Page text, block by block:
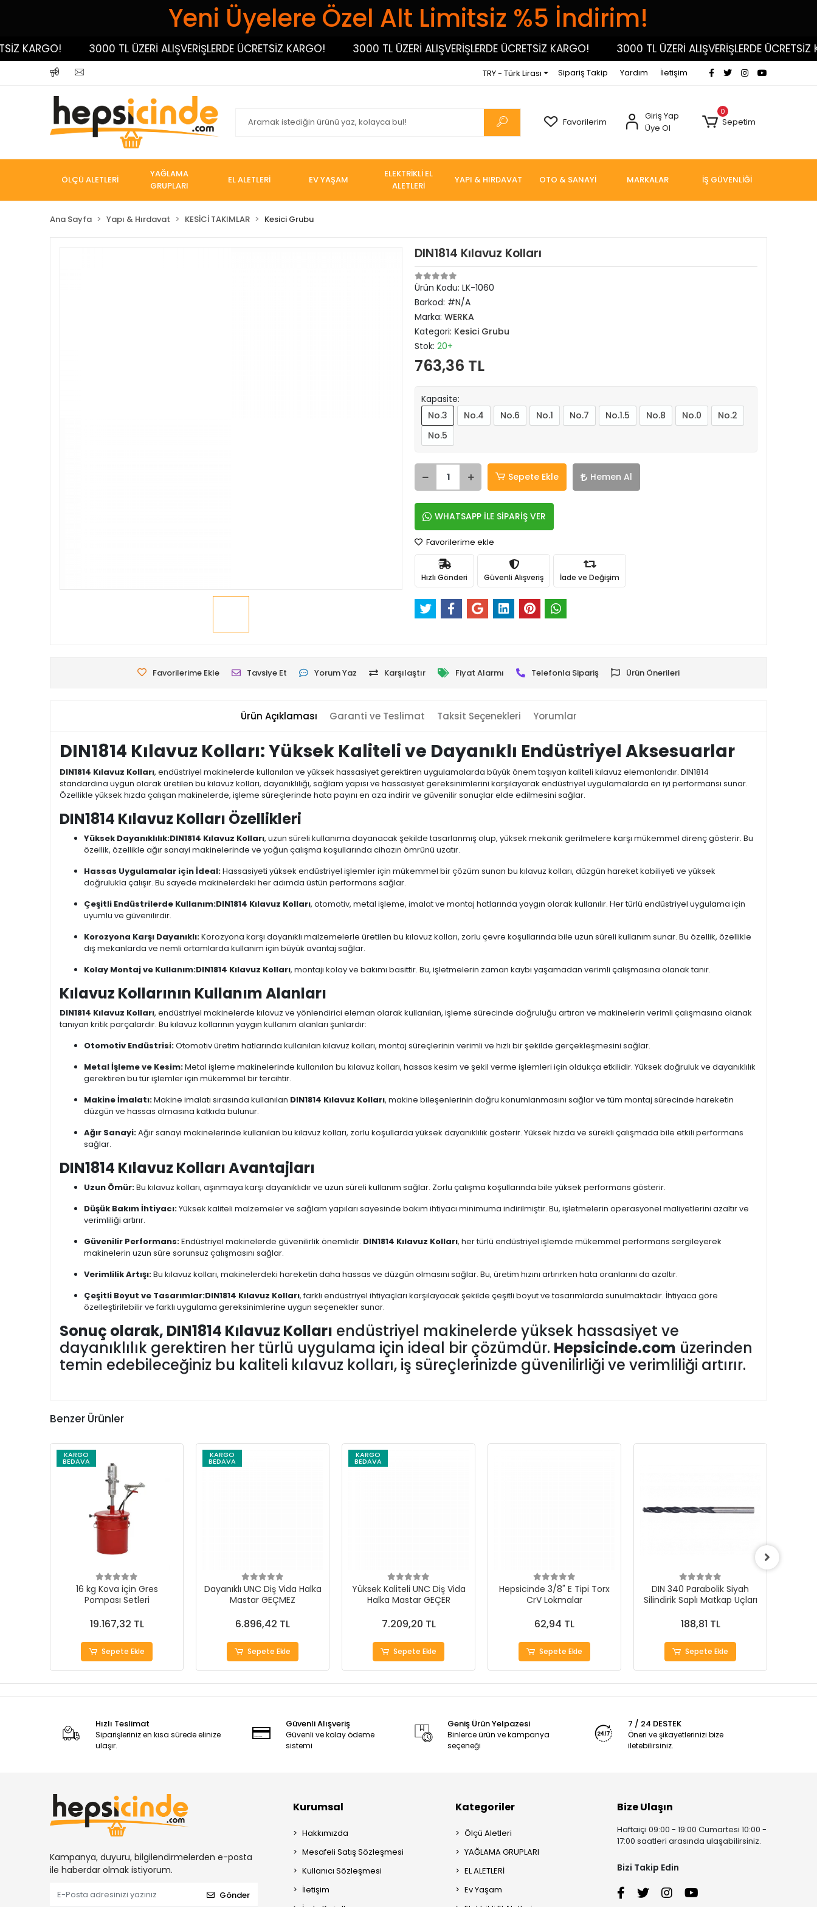
Yeni Üyelere Özel Alt Limitsiz %5 İndirim!
3000 TL ÜZERİ ALIŞVERİŞLERDE ÜCRETSİZ KARGO! 3000 TL ÜZERİ ALIŞVERİŞLERDE ÜCRETSİZ KARGO! 3000 TL ÜZERİ ALIŞVERİŞLERDE ÜCRETSİZ
TRY - Türk Lirası Sipariş Takip Yardım İletişim
Favorilerim
Giriş Yap
Üye Ol
0
Sepetim
ÖLÇÜ ALETLERİ
YAĞLAMA
GRUPLARI
EL ALETLERİ EV YAŞAM
ELEKTRİKLİ EL
ALETLERİ
YAPI & HIRDAVAT OTO & SANAYİ MARKALAR İŞ GÜVENLİĞİ
Ana Sayfa Yapı & Hırdavat KESİCİ TAKIMLAR Kesici Grubu
DIN1814 Kılavuz Kolları
Ürün Kodu: LK-1060
Barkod: #N/A
Marka: WERKA
Kategori: Kesici Grubu
Stok: 20+
763,36 TL
Kapasite:
No.3
No.4 No.6 No.1 No.7 No.1.5 No.8 No.0
No.2
No.5
Sepete Ekle Hemen Al
WHATSAPP İLE SİPARİŞ VER
Favorilerime ekle
Hızlı Gönderi Güvenli Alışveriş İade ve Değişim
Favorilerime Ekle Tavsiye Et Yorum Yaz Karşılaştır Fiyat Alarmı Telefonla Sipariş Ürün Önerileri
Ürün Açıklaması Garanti ve Teslimat Taksit Seçenekleri Yorumlar
DIN1814 Kılavuz Kolları: Yüksek Kaliteli ve Dayanıklı Endüstriyel Aksesuarlar
DIN1814 Kılavuz Kolları, endüstriyel makinelerde kullanılan ve yüksek hassasiyet gerektiren uygulamalarda büyük önem taşıyan kaliteli kılavuz elemanlarıdır. DIN1814
standardına uygun olarak üretilen bu kılavuz kolları, dayanıklılığı, sağlam yapısı ve hassasiyet gereksinimlerini karşılayarak endüstriyel uygulamalarda en iyi performansı sunar.
Özellikle yüksek hızda çalışan makinelerde, işleme süreçlerinde hata payını en aza indirir ve güvenilir sonuçlar elde edilmesini sağlar.
DIN1814 Kılavuz Kolları Özellikleri
Yüksek Dayanıklılık:DIN1814 Kılavuz Kolları, uzun süreli kullanıma dayanacak şekilde tasarlanmış olup, yüksek mekanik gerilmelere karşı mükemmel direnç gösterir. Bu
özellik, özellikle ağır sanayi makinelerinde ve yoğun çalışma koşullarında cihazın ömrünü uzatır.
Hassas Uygulamalar için İdeal:Hassasiyeti yüksek endüstriyel işlemler için mükemmel bir çözüm sunan bu kılavuz kolları, düzgün hareket kabiliyeti ve yüksek
doğrulukla çalışır. Bu sayede makinelerdeki her adımda üstün performans sağlar.
Çeşitli Endüstrilerde Kullanım:DIN1814 Kılavuz Kolları, otomotiv, metal işleme, imalat ve montaj hatlarında yaygın olarak kullanılır. Her türlü endüstriyel uygulama için
uyumlu ve güvenilirdir.
Korozyona Karşı Dayanıklı:Korozyona karşı dayanıklı malzemelerle üretilen bu kılavuz kolları, zorlu çevre koşullarında bile uzun süreli kullanım sunar. Bu özellik, özellikle
dış mekanlarda ve nemli ortamlarda kullanım için büyük avantaj sağlar.
Kolay Montaj ve Kullanım:DIN1814 Kılavuz Kolları, montajı kolay ve bakımı basittir. Bu, işletmelerin zaman kaybı yaşamadan verimli çalışmasına olanak tanır.
Kılavuz Kollarının Kullanım Alanları
DIN1814 Kılavuz Kolları, endüstriyel makinelerde kılavuz ve yönlendirici eleman olarak kullanılan, işleme sürecinde doğruluğu artıran ve makinelerin verimli çalışmasına olanak
tanıyan kritik parçalardır. Bu kılavuz kollarının yaygın kullanım alanları şunlardır:
Otomotiv Endüstrisi:Otomotiv üretim hatlarında kullanılan kılavuz kolları, montaj süreçlerinin verimli ve hızlı bir şekilde gerçekleşmesini sağlar.
Metal İşleme ve Kesim:Metal işleme makinelerinde kullanılan bu kılavuz kolları, hassas kesim ve şekil verme işlemleri için oldukça etkilidir. Yüksek doğruluk ve dayanıklılık
gerektiren bu tür işlemler için mükemmel bir tercihtir.
Makine İmalatı:Makine imalatı sırasında kullanılan DIN1814 Kılavuz Kolları, makine bileşenlerinin doğru konumlanmasını sağlar ve tüm montaj sürecinde hareketin
düzgün ve hassas olmasına katkıda bulunur.
Ağır Sanayi:Ağır sanayi makinelerinde kullanılan bu kılavuz kolları, zorlu koşullarda yüksek dayanıklılık gösterir. Yüksek hızda ve sürekli çalışmada bile etkili performans
sağlar.
DIN1814 Kılavuz Kolları Avantajları
Uzun Ömür:Bu kılavuz kolları, aşınmaya karşı dayanıklıdır ve uzun süreli kullanım sağlar. Zorlu çalışma koşullarında bile yüksek performans gösterir.
Düşük Bakım İhtiyacı:Yüksek kaliteli malzemeler ve sağlam yapıları sayesinde bakım ihtiyacı minimuma indirilmiştir. Bu, işletmelerin operasyonel maliyetlerini azaltır ve
verimliliği artırır.
Güvenilir Performans:Endüstriyel makinelerde güvenilirlik önemlidir. DIN1814 Kılavuz Kolları, her türlü endüstriyel işlemde mükemmel performans sergileyerek
makinelerin uzun süre sorunsuz çalışmasını sağlar.
Verimlilik Artışı:Bu kılavuz kolları, makinelerdeki hareketin daha hassas ve düzgün olmasını sağlar. Bu, üretim hızını artırırken hata oranlarını da azaltır.
Çeşitli Boyut ve Tasarımlar:DIN1814 Kılavuz Kolları, farklı endüstriyel ihtiyaçları karşılayacak şekilde çeşitli boyut ve tasarımlarda sunulmaktadır. İhtiyaca göre
özelleştirilebilir ve farklı uygulama gereksinimlerine uygun seçenekler sunar.
Sonuç olarak, DIN1814 Kılavuz Kolları endüstriyel makinelerde yüksek hassasiyet ve
dayanıklılık gerektiren her türlü uygulama için ideal bir çözümdür. Hepsicinde.com üzerinden
temin edebileceğiniz bu kaliteli kılavuz kolları, iş süreçlerinizde güvenilirliği ve verimliliği artırır.
Benzer Ürünler
KARGO
BEDAVA
16 kg Kova için Gres
Pompası Setleri
19.167,32 TL
Sepete Ekle
KARGO
BEDAVA
Dayanıklı UNC Diş Vida Halka
Mastar GEÇMEZ
6.896,42 TL
Sepete Ekle
KARGO
BEDAVA
Yüksek Kaliteli UNC Diş Vida
Halka Mastar GEÇER
7.209,20 TL
Sepete Ekle
Hepsicinde 3/8" E Tipi Torx
CrV Lokmalar
62,94 TL
Sepete Ekle
DIN 340 Parabolik Siyah
Silindirik Saplı Matkap Uçları
188,81 TL
Sepete Ekle
Hızlı Teslimat
Siparişleriniz en kısa sürede elinize
ulaşır.
Güvenli Alışveriş
Güvenli ve kolay ödeme
sistemi
Geniş Ürün Yelpazesi
Binlerce ürün ve kampanya
seçeneği
7 / 24 DESTEK
Öneri ve şikayetlerinizi bize
iletebilirsiniz.
Kampanya, duyuru, bilgilendirmelerden e-posta
ile haberdar olmak istiyorum.
Gönder
Kurumsal
Hakkımızda
Mesafeli Satış Sözleşmesi
Kullanıcı Sözleşmesi
İletişim
Kategoriler
Ölçü Aletleri
YAĞLAMA GRUPLARI
EL ALETLERİ
Ev Yaşam
Bize Ulaşın
Haftaiçi 09:00 - 19:00 Cumartesi 10:00 -
17:00 saatleri arasında ulaşabilirsiniz.
Bizi Takip Edin